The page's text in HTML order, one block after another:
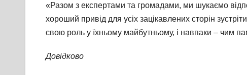
«Разом з експертами та громадами, ми шукаємо
хороший привід для усіх зацікавлених сторін
свою роль у їхньому майбутньому, і навпаки – чим
Довідково